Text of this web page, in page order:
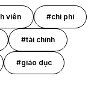
viên #chi phí
#tài chính
#giáo dục